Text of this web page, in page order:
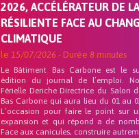
2026, ACCÉLÉRATEUR DE
RÉSILIENTE FACE AU
CLIMATIQUE
le 15/07/2026 - Durée 8 minutes
Le Bâtiment Bas Carbone est le
édition du journal de l’emploi.
Férielle Deriche Directrice du Salon
Bas Carbone qui aura lieu du 01 au
L’occasion pour faire le point sur
expansion et qui répond a de
Face aux canicules, construire